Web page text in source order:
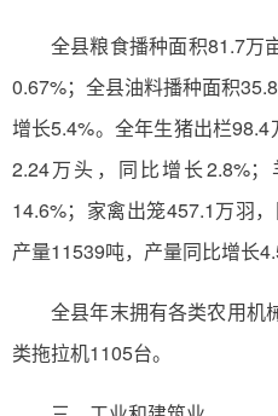
全县粮食播种面积81.7万
0.67%；全县油料播种面积
增长5.4%。全年生猪出栏
2.24万头，同比增长2.8%
14.6%；家禽出笼457.1万羽
产量11539吨，产量同比增长
全县年末拥有各类农用机
类拖拉机1105台。